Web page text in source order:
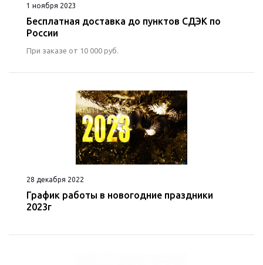
1 ноября 2023
Бесплатная доставка до пунктов СДЭК по
России
При заказе от 10 000 руб.
28 декабря 2022
График работы в новогодние праздники
2023г